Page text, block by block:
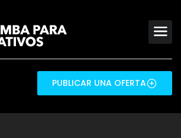
PUBLICAR UNA OFERTA